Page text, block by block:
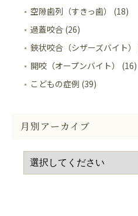
空隙歯列（すきっ歯） (18)
過蓋咬合 (26)
鋏状咬合（シザーズバイト）
開咬（オープンバイト） (16)
こどもの症例 (39)
月別アーカイブ